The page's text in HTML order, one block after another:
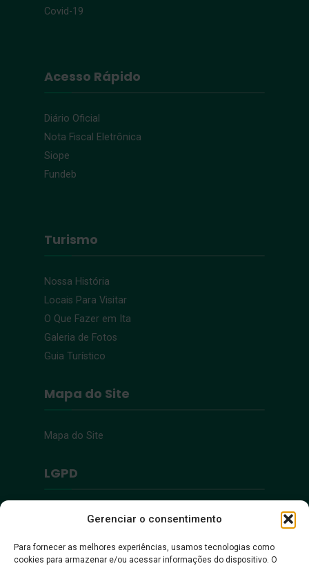
Gerenciar o consentimento
Para fornecer as melhores experiências, usamos tecnologias como
cookies para armazenar e/ou acessar informações do dispositivo. O
Covid-19
Acesso Rápido
Diário Oficial
Nota Fiscal Eletrônica
Siope
Fundeb
Turismo
Nossa História
Locais Para Visitar
O Que Fazer em Ita
Galeria de Fotos
Guia Turístico
Mapa do Site
Mapa do Site
LGPD
Política de Privacidade
Acessibilidade